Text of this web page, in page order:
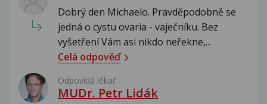
Dobrý den Michaelo. Pravděpodobně se
jedná o cystu ovaria - vaječníku. Bez
vyšetření Vám asi nikdo neřekne,...
Celá odpověď
Odpovídá lékař:
MUDr. Petr Lidák